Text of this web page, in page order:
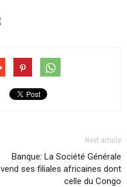
Next article
Banque: La Société Générale
vend ses filiales africaines dont
celle du Congo